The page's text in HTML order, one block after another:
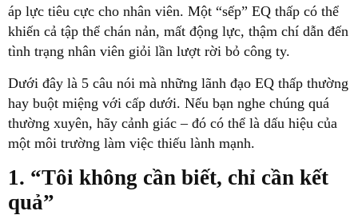
áp lực tiêu cực cho nhân viên. Một “sếp” EQ thấp có thể
khiến cả tập thể chán nản, mất động lực, thậm chí dẫn đến
tình trạng nhân viên giỏi lần lượt rời bỏ công ty.
Dưới đây là 5 câu nói mà những lãnh đạo EQ thấp thường
hay buột miệng với cấp dưới. Nếu bạn nghe chúng quá
thường xuyên, hãy cảnh giác – đó có thể là dấu hiệu của
một môi trường làm việc thiếu lành mạnh.
1. “Tôi không cần biết, chỉ cần kết
quả”